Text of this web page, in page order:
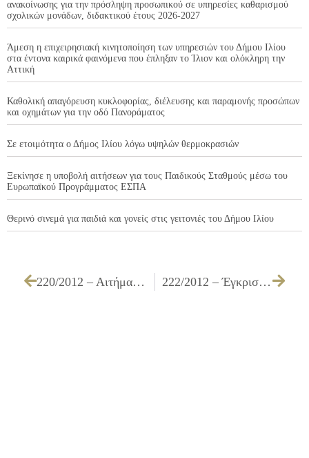
ανακοίνωσης για την πρόσληψη προσωπικού σε υπηρεσίες καθαρισμού
σχολικών μονάδων, διδακτικού έτους 2026-2027
Άμεση η επιχειρησιακή κινητοποίηση των υπηρεσιών του Δήμου Ιλίου
στα έντονα καιρικά φαινόμενα που έπληξαν το Ίλιον και ολόκληρη την
Αττική
Καθολική απαγόρευση κυκλοφορίας, διέλευσης και παραμονής προσώπων
και οχημάτων για την οδό Πανοράματος
Σε ετοιμότητα ο Δήμος Ιλίου λόγω υψηλών θερμοκρασιών
Ξεκίνησε η υποβολή αιτήσεων για τους Παιδικούς Σταθμούς μέσω του
Ευρωπαϊκού Προγράμματος ΕΣΠΑ
Θερινό σινεμά για παιδιά και γονείς στις γειτονιές του Δήμου Ιλίου
220/2012 – Αιτήματα για σύναψη συμβάσεων μίσθωσης έργου 222/2012 – Έγκριση του 1ου Ανακεφαλαιωτικού Πίνακα και 1ου ΠΚΤΜΝΕ του έργου ΔΙΑΜΟΡΦΩΣΗ ΔΙΑΝΟΙΧΘΕΝΤΩΝ ΟΔΩΝ ΕΡΓ. Α2/12